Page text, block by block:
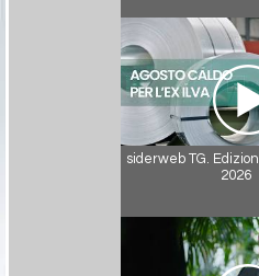
siderweb TG.
2026